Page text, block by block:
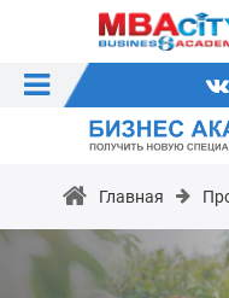
Главная